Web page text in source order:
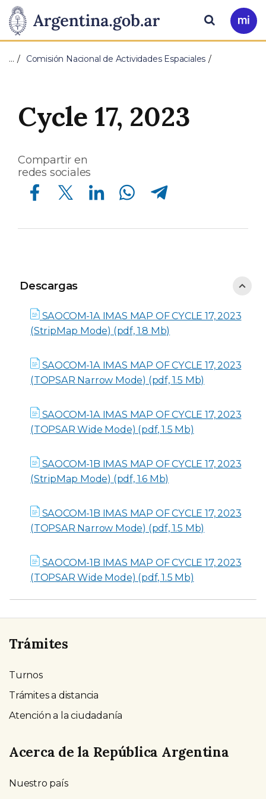
Presidencia
de
Nación
Pasar al contenido principal
Ir
a
Buscar
… Comisión Nacional de Actividades Espaciales
Cycle 17, 2023
Compartir en
redes sociales
Compartir en Facebook Compartir en Twitter Compartir en Linkedin Compartir en Whatsapp Compartir en Telegram
Descargas
Descargas
SAOCOM-1A IMAS MAP OF CYCLE 17, 2023
(StripMap Mode) (pdf, 1.8 Mb)
SAOCOM-1A IMAS MAP OF CYCLE 17, 2023
(TOPSAR Narrow Mode) (pdf, 1.5 Mb)
SAOCOM-1A IMAS MAP OF CYCLE 17, 2023
(TOPSAR Wide Mode) (pdf, 1.5 Mb)
SAOCOM-1B IMAS MAP OF CYCLE 17, 2023
(StripMap Mode) (pdf, 1.6 Mb)
SAOCOM-1B IMAS MAP OF CYCLE 17, 2023
(TOPSAR Narrow Mode) (pdf, 1.5 Mb)
SAOCOM-1B IMAS MAP OF CYCLE 17, 2023
(TOPSAR Wide Mode) (pdf, 1.5 Mb)
Trámites
Turnos
Trámites a distancia
Atención a la ciudadanía
Acerca de la República Argentina
Nuestro país